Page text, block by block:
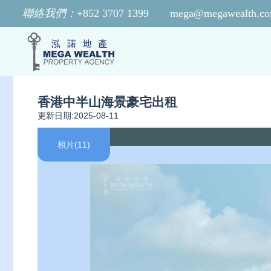
聯絡我們： +852 3707 1399
香港中半山海景豪宅出租
更新日期:2025-08-11
相片(11)